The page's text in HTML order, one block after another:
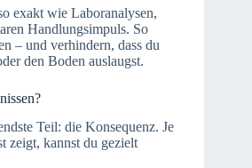
exakt wie Laboranalysen,
Handlungsimpuls. So
– und verhindern, dass du
den Boden auslaugst.
Teil: die Konsequenz. Je
zeigt, kannst du gezielt